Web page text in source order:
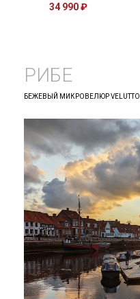
34 990 ₽
РИБЕ
БЕЖЕВЫЙ МИКРОВЕЛЮР VELUTTO